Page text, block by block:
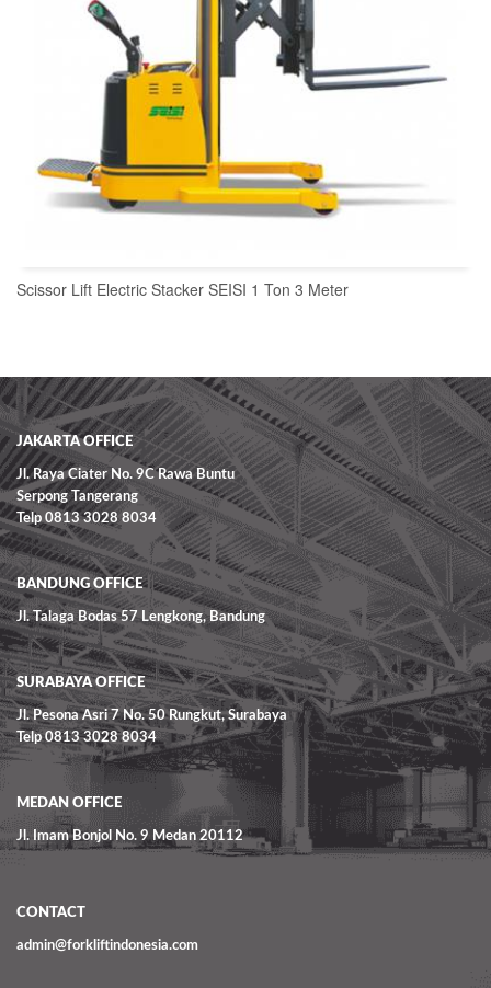
READ MORE
Scissor Lift Electric Stacker SEISI 1 Ton 3 Meter
JAKARTA OFFICE
Jl. Raya Ciater No. 9C Rawa Buntu
Serpong Tangerang
Telp 0813 3028 8034
BANDUNG OFFICE
Jl. Talaga Bodas 57 Lengkong, Bandung
SURABAYA OFFICE
Jl. Pesona Asri 7 No. 50 Rungkut, Surabaya
Telp 0813 3028 8034
MEDAN OFFICE
Jl. Imam Bonjol No. 9 Medan 20112
CONTACT
admin@forkliftindonesia.com